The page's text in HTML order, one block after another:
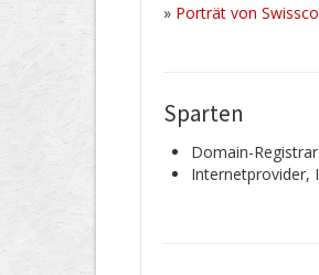
» Porträt von
Sparten
Domain-
Internetprovider,